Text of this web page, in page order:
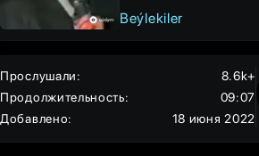
Beýlekiler
Прослушали:
8.6k+
Продолжительность:
09:07
Добавлено: 18 июня 2022